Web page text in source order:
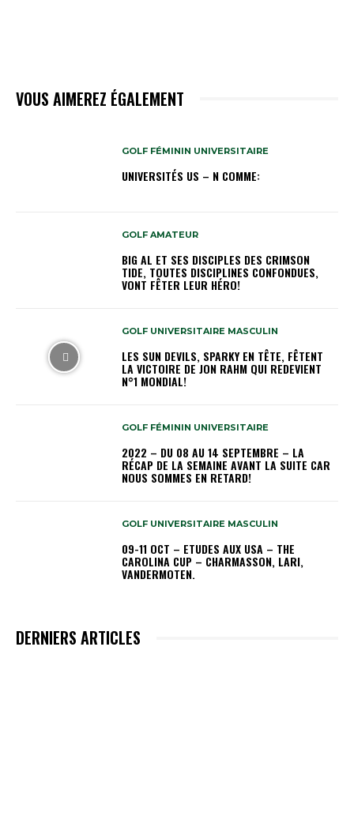
VOUS AIMEREZ ÉGALEMENT
GOLF FÉMININ UNIVERSITAIRE
UNIVERSITÉS US – N COMME:
GOLF AMATEUR
BIG AL ET SES DISCIPLES DES CRIMSON
TIDE, TOUTES DISCIPLINES CONFONDUES,
VONT FÊTER LEUR HÉRO!
GOLF UNIVERSITAIRE MASCULIN
LES SUN DEVILS, SPARKY EN TÊTE, FÊTENT
LA VICTOIRE DE JON RAHM QUI REDEVIENT
N°1 MONDIAL!
GOLF FÉMININ UNIVERSITAIRE
2022 – DU 08 AU 14 SEPTEMBRE – LA
RÉCAP DE LA SEMAINE AVANT LA SUITE CAR
NOUS SOMMES EN RETARD!
GOLF UNIVERSITAIRE MASCULIN
09-11 OCT – ETUDES AUX USA – THE
CAROLINA CUP – CHARMASSON, LARI,
VANDERMOTEN.
DERNIERS ARTICLES